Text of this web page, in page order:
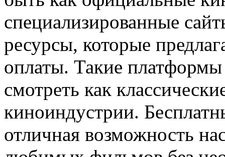
специализированные
ресурсы, которые
оплаты. Такие
смотреть как
киноиндустрии.
отличная возможность